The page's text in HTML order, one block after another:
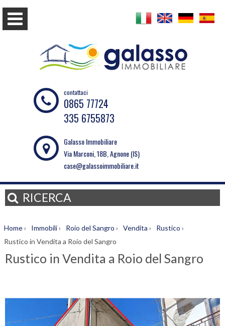
contattaci
0865 77724
335 6755873
Galasso Immobiliare
Via Marconi, 18B, Agnone (IS)
case@galassoimmobiliare.it
RICERCA
Home› Immobili› Roio del Sangro › Vendita › Rustico ›
Rustico in Vendita a Roio del Sangro
Rustico in Vendita a Roio del Sangro